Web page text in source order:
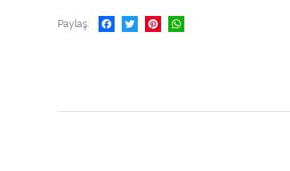
Paylaş